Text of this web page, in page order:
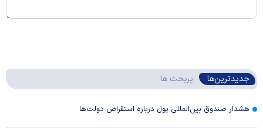
جدیدترین‌ها پربحث ها
هشدار صندوق بین‌المللی پول درباره استقراض دولت‌ها